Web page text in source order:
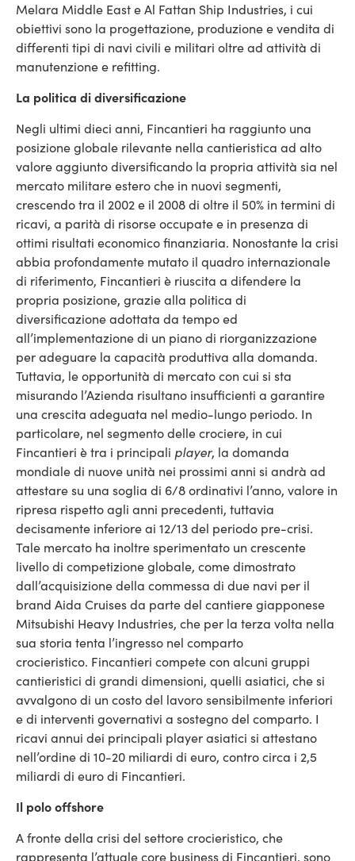
Melara Middle East e Al Fattan Ship Industries, i cui
obiettivi sono la progettazione, produzione e vendita di
differenti tipi di navi civili e militari oltre ad attività di
manutenzione e refitting.
La politica di diversificazione
Negli ultimi dieci anni, Fincantieri ha raggiunto una
posizione globale rilevante nella cantieristica ad alto
valore aggiunto diversificando la propria attività sia nel
mercato militare estero che in nuovi segmenti,
crescendo tra il 2002 e il 2008 di oltre il 50% in termini di
ricavi, a parità di risorse occupate e in presenza di
ottimi risultati economico finanziaria. Nonostante la crisi
abbia profondamente mutato il quadro internazionale
di riferimento, Fincantieri è riuscita a difendere la
propria posizione, grazie alla politica di
diversificazione adottata da tempo ed
all’implementazione di un piano di riorganizzazione
per adeguare la capacità produttiva alla domanda.
Tuttavia, le opportunità di mercato con cui si sta
misurando l’Azienda risultano insufficienti a garantire
una crescita adeguata nel medio-lungo periodo. In
particolare, nel segmento delle crociere, in cui
Fincantieri è tra i principali player, la domanda
mondiale di nuove unità nei prossimi anni si andrà ad
attestare su una soglia di 6/8 ordinativi l’anno, valore in
ripresa rispetto agli anni precedenti, tuttavia
decisamente inferiore ai 12/13 del periodo pre-crisi.
Tale mercato ha inoltre sperimentato un crescente
livello di competizione globale, come dimostrato
dall’acquisizione della commessa di due navi per il
brand Aida Cruises da parte del cantiere giapponese
Mitsubishi Heavy Industries, che per la terza volta nella
sua storia tenta l’ingresso nel comparto
crocieristico. Fincantieri compete con alcuni gruppi
cantieristici di grandi dimensioni, quelli asiatici, che si
avvalgono di un costo del lavoro sensibilmente inferiori
e di interventi governativi a sostegno del comparto. I
ricavi annui dei principali player asiatici si attestano
nell’ordine di 10-20 miliardi di euro, contro circa i 2,5
miliardi di euro di Fincantieri.
Il polo offshore
A fronte della crisi del settore crocieristico, che
rappresenta l’attuale core business di Fincantieri, sono